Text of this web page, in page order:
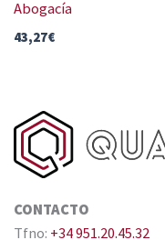
Abogacía
43,27€
CONTACTO
Tfno: +34 951.20.45.32